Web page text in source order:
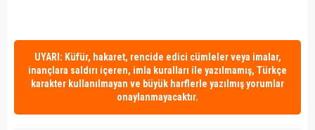
UYARI: Küfür, hakaret, rencide edici cümleler veya imalar,
inançlara saldırı içeren, imla kuralları ile yazılmamış, Türkçe
karakter kullanılmayan ve büyük harflerle yazılmış yorumlar
onaylanmayacaktır.